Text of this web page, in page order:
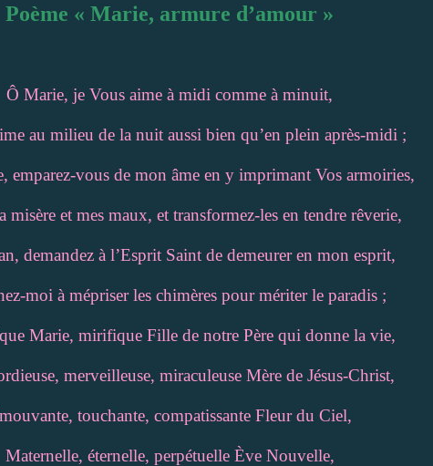
Poème « Marie, armure d’amour »
Ô Marie, je Vous aime à midi comme à minuit,
au milieu de la nuit aussi bien qu’en plein après-midi ;
emparez-vous de mon âme en y imprimant Vos armoiries,
misère et mes maux, et transformez-les en tendre rêverie,
demandez à l’Esprit Saint de demeurer en mon esprit,
moi à mépriser les chimères pour mériter le paradis ;
Marie, mirifique Fille de notre Père qui donne la vie,
merveilleuse, miraculeuse Mère de Jésus-Christ,
touchante, compatissante Fleur du Ciel,
Maternelle, éternelle, perpétuelle Ève Nouvelle,